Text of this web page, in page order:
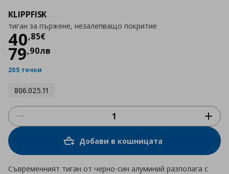
KLIPPFISK
тиган за пържене, незалепващо покритие
40,85€
Цена
79,90лв
205 точки
806.025.11
Добави в кошницата
Съвременният тиган от черно-син алуминий разполага с